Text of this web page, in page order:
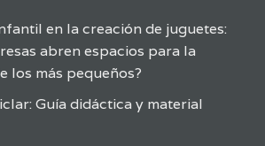
en la creación de juguetes:
abren espacios para la
los más pequeños?
Guía didáctica y material